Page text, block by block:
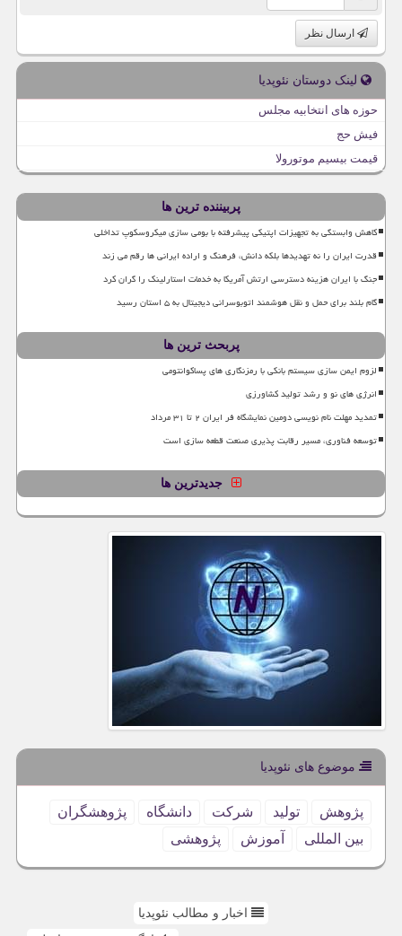
ارسال نظر
لینک دوستان نئوپدیا
حوزه های انتخابیه مجلس
فیش حج
قیمت بیسیم موتورولا
پربیننده ترین ها
کاهش وابستگی به تجهیزات اپتیکی پیشرفته با بومی سازی میکروسکوپ تداخلی
قدرت ایران را نه تهدیدها بلکه دانش، فرهنگ و اراده ایرانی ها رقم می زند
جنگ با ایران هزینه دسترسی ارتش آمریکا به خدمات استارلینک را گران کرد
گام بلند برای حمل و نقل هوشمند اتوبوسرانی دیجیتال به ۵ استان رسید
پربحث ترین ها
لزوم ایمن سازی سیستم بانکی با رمزنگاری های پساکوانتومی
انرژی های نو و رشد تولید کشاورزی
تمدید مهلت نام نویسی دومین نمایشگاه فر ایران ۲ تا ۳۱ مرداد
توسعه فناوری، مسیر رقابت پذیری صنعت قطعه سازی است
جدیدترین ها
موضوع های نئوپدیا
پژوهش تولید شركت دانشگاه
پژوهشگران
بین المللی
آموزش پژوهشی
اخبار و مطالب نئوپدیا